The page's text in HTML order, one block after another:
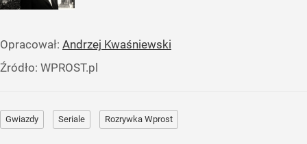
Opracował: Andrzej Kwaśniewski
Źródło: WPROST.pl
Gwiazdy Seriale Rozrywka Wprost